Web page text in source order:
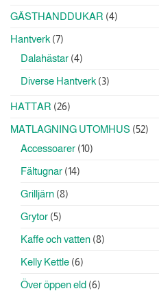
GÄSTHANDDUKAR 44
Hantverk 77
produkter
Dalahästar 44
Diverse Hantverk 33
HATTAR 2626
MATLAGNING UTOMHUS 5252
Accessoarer 1010
Fältugnar 1414
Grilljärn 88
Grytor 55
Kaffe och vatten 88
Kelly Kettle 66
Över öppen eld 66